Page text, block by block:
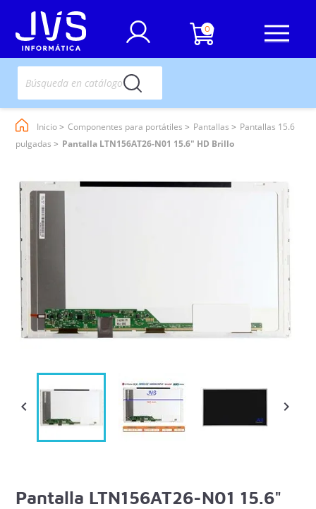
0
Inicio Componentes para portátiles Pantallas
Pantallas 15.6
pulgadas
Pantalla LTN156AT26-N01 15.6" HD Brillo
 
Pantalla LTN156AT26-N01 15.6"